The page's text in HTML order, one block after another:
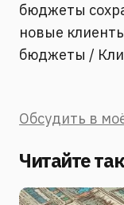
бюджеты
новые
бюджеты /
Обсудить в
Читайте